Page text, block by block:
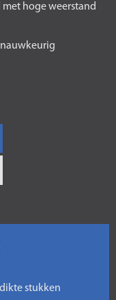
hoge weerstand
stukken